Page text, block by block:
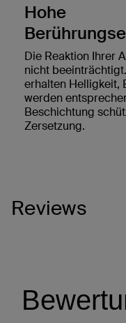
Hohe
Die Reaktion Ihrer
nicht
erhalten Helligkeit,
werden
Beschichtung
Zersetzung.
Reviews